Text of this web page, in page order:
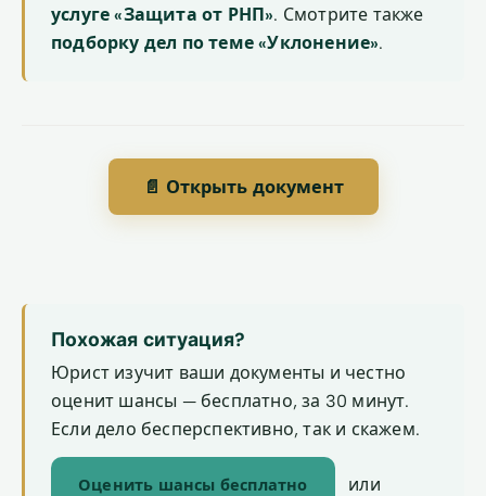
услуге «Защита от РНП». Смотрите также
подборку дел по теме «Уклонение».
📄 Открыть документ
Похожая ситуация?
Юрист изучит ваши документы и честно
оценит шансы — бесплатно, за 30 минут.
Если дело бесперспективно, так и скажем.
Оценить шансы бесплатно или